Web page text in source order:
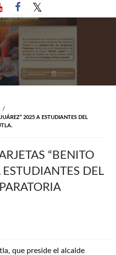
2025 A ESTUDIANTES DEL
“BENITO
DEL
que preside el alcalde